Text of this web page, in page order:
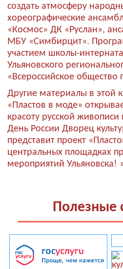
создать атмосферу
хореографические
«Космос» ДК «Руслан»,
МБУ «Симбирцит».
участием школы-
Ульяновского
«Всероссийское общество
Другие материалы в этой
«Пластов в моде»
красоту русской
День России Дворец
представит проект
центральных площадках
мероприятий Ульяновска!
Полезные